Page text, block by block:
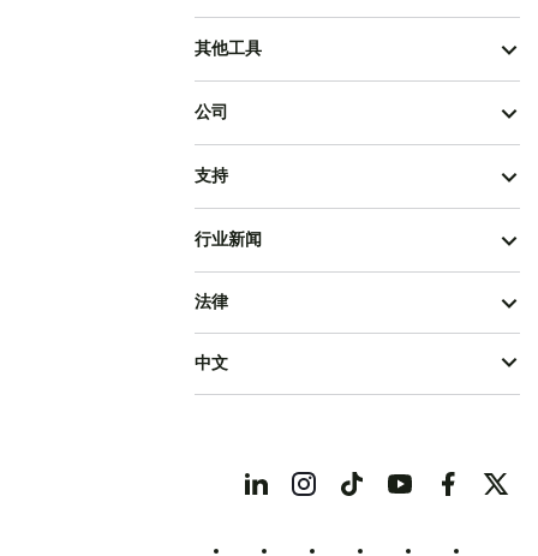
其他工具
公司
支持
行业新闻
法律
中文